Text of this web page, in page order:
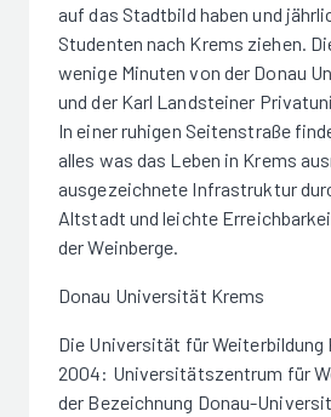
auf das Stadtbild haben und
Studenten nach Krems ziehen.
wenige Minuten von der Donau
und der Karl Landsteiner
In einer ruhigen Seitenstraße
alles was das Leben in Krems
ausgezeichnete Infrastruktur
Altstadt und leichte
der Weinberge.
Donau Universität Krems
Die Universität für Weiterbildung
2004: Universitätszentrum für
der Bezeichnung Donau-